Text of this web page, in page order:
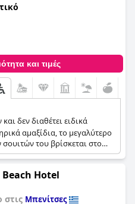
και τιμές
και δεν διαθέτει ειδικά
αμαξίδια, το μεγαλύτερο
του βρίσκεται στο
την προσβασιμότητα για
Hotel
στις Μπενίτσες